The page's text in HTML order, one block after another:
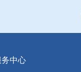
中心